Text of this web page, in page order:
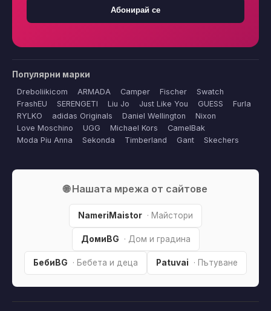
Абонирай се
Популярни марки
Dreboliikicom ARMADA Camper Fischer
Swatch
FrashEU
SERENGETI Liu Jo Just Like You GUESS
Furla
RYLKO
adidas Originals Daniel Wellington
Nixon
Love Moschino
UGG Michael Kors
CamelBak
Moda Piu Anna
Sekonda Timberland Gant Skechers
🌐 Нашата мрежа от сайтове
NameriMaistor · Майстори
ДомиBG · Дом и градина
БебиBG · Бебета и деца Patuvai · Пътуване